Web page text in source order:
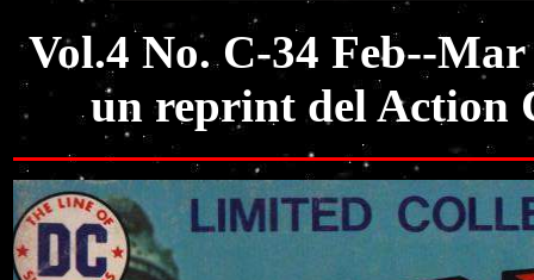
Vol.4 No. C-34 Feb--
un reprint del Action